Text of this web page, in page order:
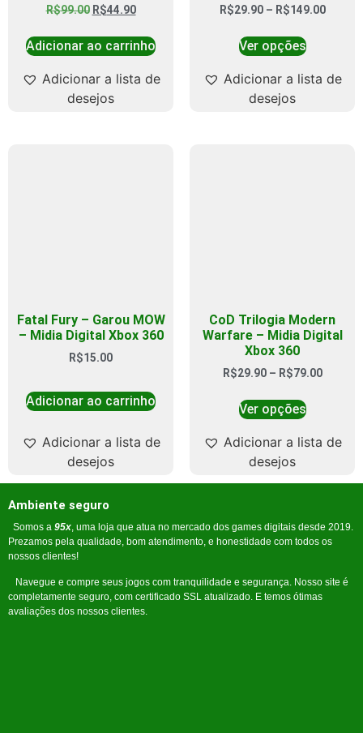
R$99.00 R$44.90
Adicionar ao carrinho
Adicionar a lista de
desejos
R$29.90 – R$149.00
Ver opções
Adicionar a lista de
desejos
Fatal Fury – Garou MOW
– Midia Digital Xbox 360
R$15.00
Adicionar ao carrinho
Adicionar a lista de
desejos
CoD Trilogia Modern
Warfare – Midia Digital
Xbox 360
R$29.90 – R$79.00
Ver opções
Adicionar a lista de
desejos
Ambiente seguro
Somos a 95x , uma loja que atua no mercado dos games digitais desde 2019.
Prezamos pela qualidade, bom atendimento, e honestidade com todos os
nossos clientes!
Navegue e compre seus jogos com tranquilidade e segurança. Nosso site é
completamente seguro, com certificado SSL atualizado. E temos ótimas
avaliações dos nossos clientes.